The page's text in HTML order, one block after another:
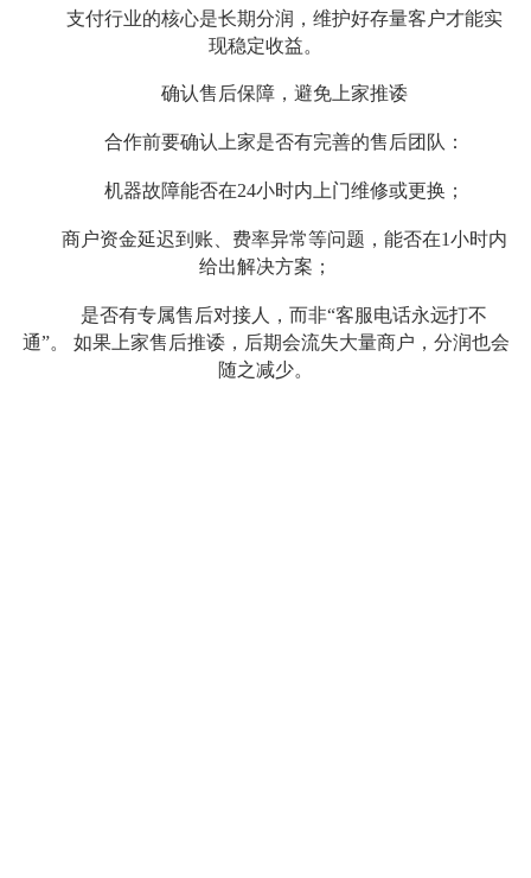
支付行业的核心是长期分润，维护好存量客户才能实
现稳定收益。
确认售后保障，避免上家推诿
合作前要确认上家是否有完善的售后团队：
机器故障能否在24小时内上门维修或更换；
商户资金延迟到账、费率异常等问题，能否在1小时内
给出解决方案；
是否有专属售后对接人，而非“客服电话永远打不
通”。 如果上家售后推诿，后期会流失大量商户，分润也会
随之减少。